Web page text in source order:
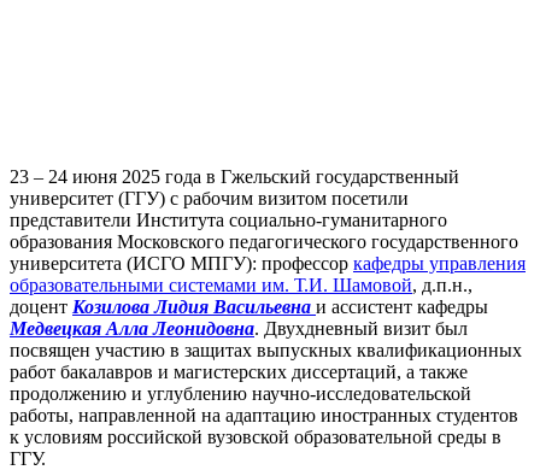
23 – 24 июня 2025 года в Гжельский государственный
университет (ГГУ) с рабочим визитом посетили
представители Института социально-гуманитарного
образования Московского педагогического государственного
университета (ИСГО МПГУ): профессор кафедры управления
образовательными системами им. Т.И. Шамовой, д.п.н.,
доцент Козилова Лидия Васильевна и ассистент кафедры
Медвецкая Алла Леонидовна. Двухдневный визит был
посвящен участию в защитах выпускных квалификационных
работ бакалавров и магистерских диссертаций, а также
продолжению и углублению научно-исследовательской
работы, направленной на адаптацию иностранных студентов
к условиям российской вузовской образовательной среды в
ГГУ.